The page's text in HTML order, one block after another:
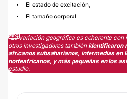
El estado de excitación,
El tamaño corporal
“La variación geográfica es coherente con
otros investigadores también identificaron
africanos subsaharianos, intermedias en
norteafricanos, y más pequeñas en los
estudio.